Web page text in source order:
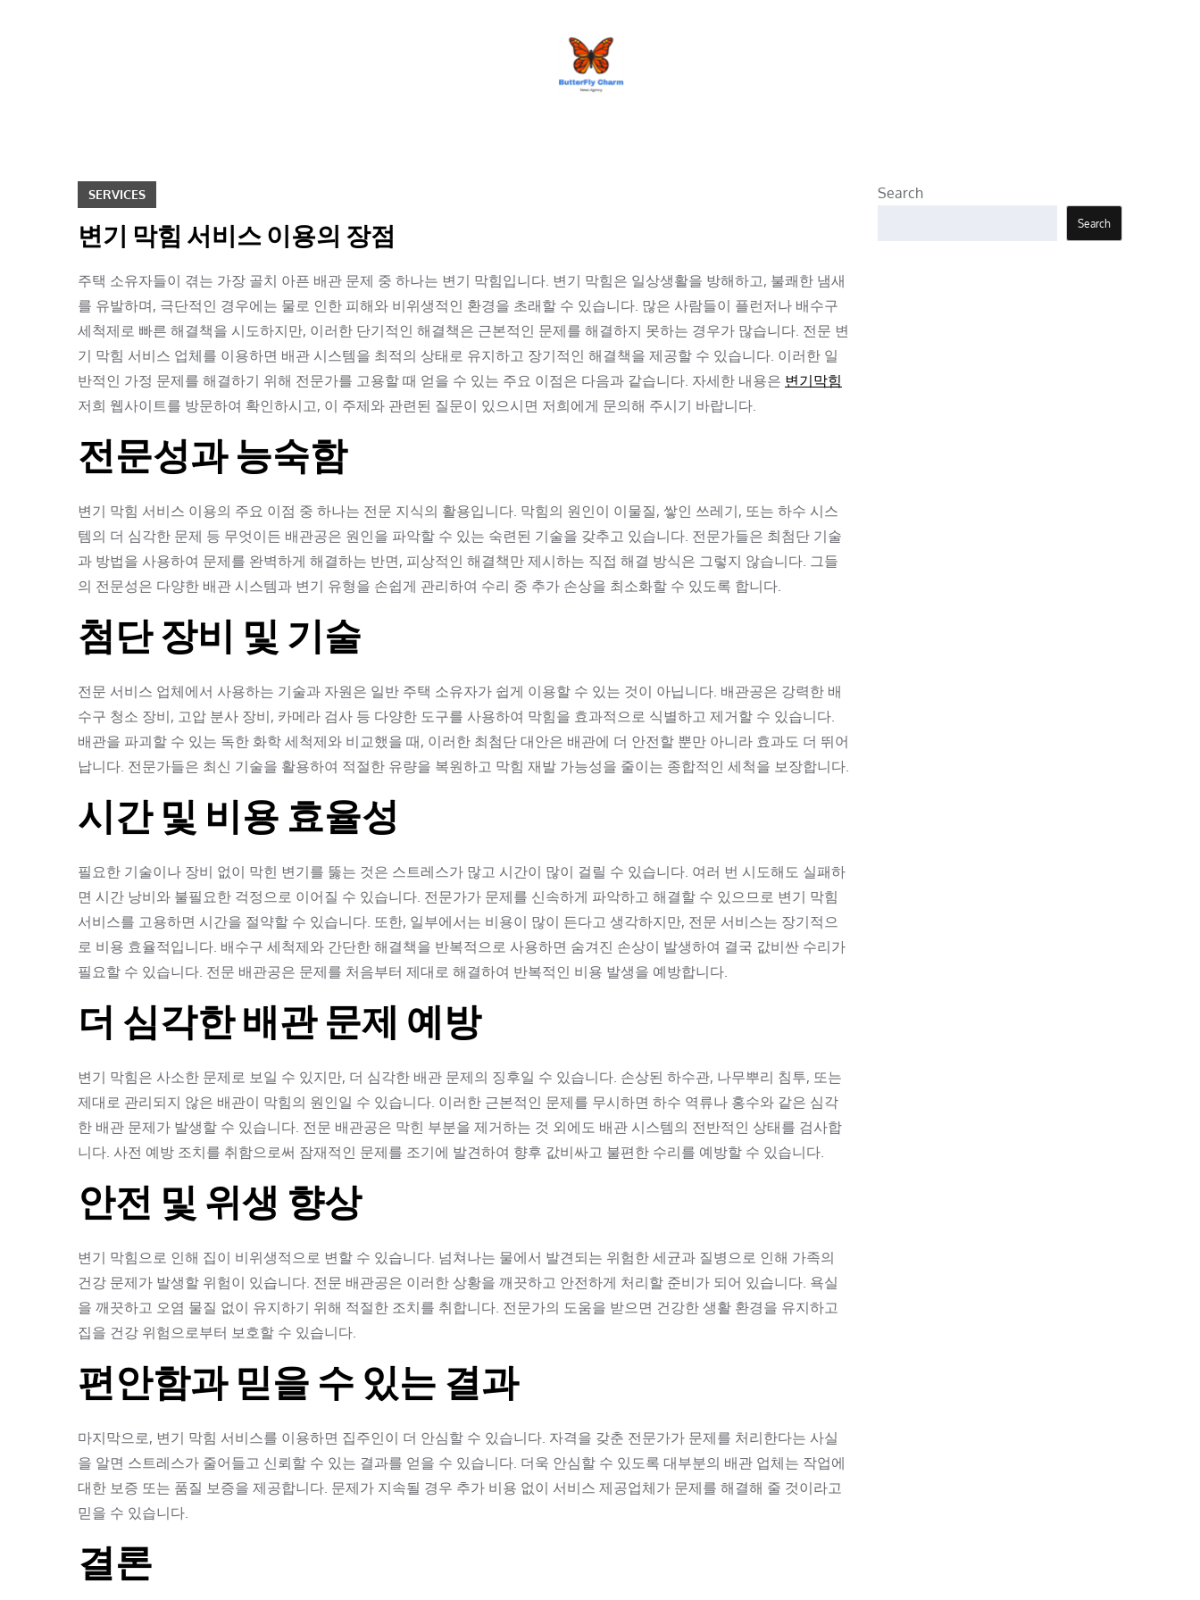
SERVICES
변기 막힘 서비스 이용의 장점
주택 소유자들이 겪는 가장 골치 아픈 배관 문제 중 하나는 변기 막힘입니다. 변기 막힘은 일상생활을 방해하고, 불쾌한 냄새
를 유발하며, 극단적인 경우에는 물로 인한 피해와 비위생적인 환경을 초래할 수 있습니다. 많은 사람들이 플런저나 배수구
세척제로 빠른 해결책을 시도하지만, 이러한 단기적인 해결책은 근본적인 문제를 해결하지 못하는 경우가 많습니다. 전문 변
기 막힘 서비스 업체를 이용하면 배관 시스템을 최적의 상태로 유지하고 장기적인 해결책을 제공할 수 있습니다. 이러한 일
반적인 가정 문제를 해결하기 위해 전문가를 고용할 때 얻을 수 있는 주요 이점은 다음과 같습니다. 자세한 내용은 변기막힘
저희 웹사이트를 방문하여 확인하시고, 이 주제와 관련된 질문이 있으시면 저희에게 문의해 주시기 바랍니다.
전문성과 능숙함
변기 막힘 서비스 이용의 주요 이점 중 하나는 전문 지식의 활용입니다. 막힘의 원인이 이물질, 쌓인 쓰레기, 또는 하수 시스
템의 더 심각한 문제 등 무엇이든 배관공은 원인을 파악할 수 있는 숙련된 기술을 갖추고 있습니다. 전문가들은 최첨단 기술
과 방법을 사용하여 문제를 완벽하게 해결하는 반면, 피상적인 해결책만 제시하는 직접 해결 방식은 그렇지 않습니다. 그들
의 전문성은 다양한 배관 시스템과 변기 유형을 손쉽게 관리하여 수리 중 추가 손상을 최소화할 수 있도록 합니다.
첨단 장비 및 기술
전문 서비스 업체에서 사용하는 기술과 자원은 일반 주택 소유자가 쉽게 이용할 수 있는 것이 아닙니다. 배관공은 강력한 배
수구 청소 장비, 고압 분사 장비, 카메라 검사 등 다양한 도구를 사용하여 막힘을 효과적으로 식별하고 제거할 수 있습니다.
배관을 파괴할 수 있는 독한 화학 세척제와 비교했을 때, 이러한 최첨단 대안은 배관에 더 안전할 뿐만 아니라 효과도 더 뛰어
납니다. 전문가들은 최신 기술을 활용하여 적절한 유량을 복원하고 막힘 재발 가능성을 줄이는 종합적인 세척을 보장합니다.
시간 및 비용 효율성
필요한 기술이나 장비 없이 막힌 변기를 뚫는 것은 스트레스가 많고 시간이 많이 걸릴 수 있습니다. 여러 번 시도해도 실패하
면 시간 낭비와 불필요한 걱정으로 이어질 수 있습니다. 전문가가 문제를 신속하게 파악하고 해결할 수 있으므로 변기 막힘
서비스를 고용하면 시간을 절약할 수 있습니다. 또한, 일부에서는 비용이 많이 든다고 생각하지만, 전문 서비스는 장기적으
로 비용 효율적입니다. 배수구 세척제와 간단한 해결책을 반복적으로 사용하면 숨겨진 손상이 발생하여 결국 값비싼 수리가
필요할 수 있습니다. 전문 배관공은 문제를 처음부터 제대로 해결하여 반복적인 비용 발생을 예방합니다.
더 심각한 배관 문제 예방
변기 막힘은 사소한 문제로 보일 수 있지만, 더 심각한 배관 문제의 징후일 수 있습니다. 손상된 하수관, 나무뿌리 침투, 또는
제대로 관리되지 않은 배관이 막힘의 원인일 수 있습니다. 이러한 근본적인 문제를 무시하면 하수 역류나 홍수와 같은 심각
한 배관 문제가 발생할 수 있습니다. 전문 배관공은 막힌 부분을 제거하는 것 외에도 배관 시스템의 전반적인 상태를 검사합
니다. 사전 예방 조치를 취함으로써 잠재적인 문제를 조기에 발견하여 향후 값비싸고 불편한 수리를 예방할 수 있습니다.
안전 및 위생 향상
변기 막힘으로 인해 집이 비위생적으로 변할 수 있습니다. 넘쳐나는 물에서 발견되는 위험한 세균과 질병으로 인해 가족의
건강 문제가 발생할 위험이 있습니다. 전문 배관공은 이러한 상황을 깨끗하고 안전하게 처리할 준비가 되어 있습니다. 욕실
을 깨끗하고 오염 물질 없이 유지하기 위해 적절한 조치를 취합니다. 전문가의 도움을 받으면 건강한 생활 환경을 유지하고
집을 건강 위험으로부터 보호할 수 있습니다.
편안함과 믿을 수 있는 결과
마지막으로, 변기 막힘 서비스를 이용하면 집주인이 더 안심할 수 있습니다. 자격을 갖춘 전문가가 문제를 처리한다는 사실
을 알면 스트레스가 줄어들고 신뢰할 수 있는 결과를 얻을 수 있습니다. 더욱 안심할 수 있도록 대부분의 배관 업체는 작업에
대한 보증 또는 품질 보증을 제공합니다. 문제가 지속될 경우 추가 비용 없이 서비스 제공업체가 문제를 해결해 줄 것이라고
믿을 수 있습니다.
결론
Search
Search